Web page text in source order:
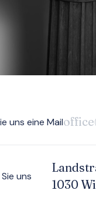
uns eine Mail
uns
1030